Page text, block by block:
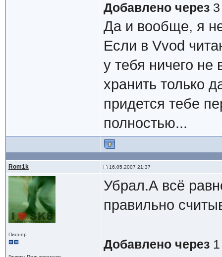
Добавлено через
Да и вообще, я
Если в Vvod
у тебя ничего не
хранить только
придется тебе
полностью...
Rom1k 16.05.2007 21:37
Пионер
Убрал.А всё
правильно
Добавлено через